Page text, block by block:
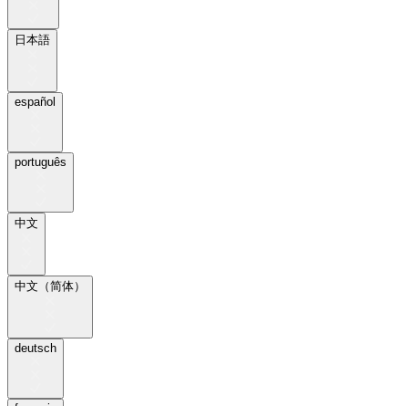
日本語
español
português
中文
中文（简体）
deutsch